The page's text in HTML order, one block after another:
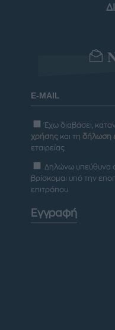
Έχω διαβάσει,
χρήσης και τη δήλωση
εταιρείας
Δηλώνω υπεύθυνα
βρίσκομαι υπό την
επιτρόπου
Εγγραφή